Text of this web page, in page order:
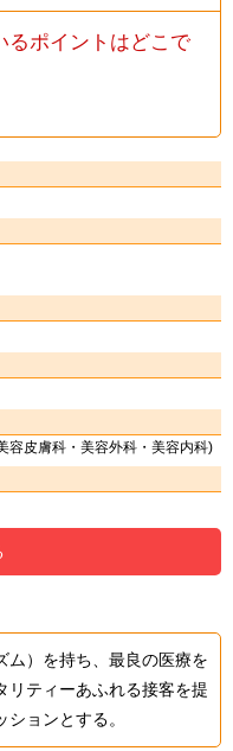
るポイントはどこで
容皮膚科・美容外科・美容内科)
ム）を持ち、最良の医療を
リティーあふれる接客を提
ョンとする。